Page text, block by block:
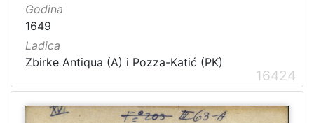
Godina
1649
Ladica
Zbirke Antiqua (A) i Pozza-Katić (PK)
16424